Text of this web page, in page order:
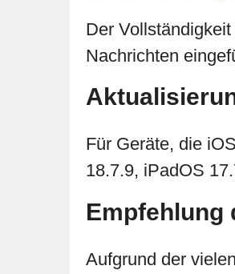
Der
Nachrichten
Für Geräte, die
18.7.9, iPadOS
Empfehlung
Aufgrund der